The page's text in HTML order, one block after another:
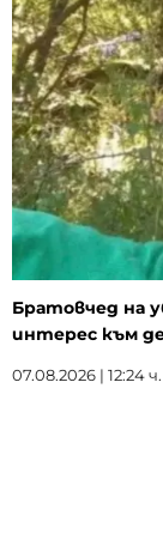
Братовчед на
интерес към
07.08.2026 | 12:24 ч.